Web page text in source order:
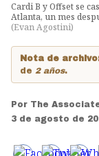
Cardi B y Offset se
Atlanta, un mes
(Evan Agostini)
Nota de
de 2 años.
Por The
3 de agosto de